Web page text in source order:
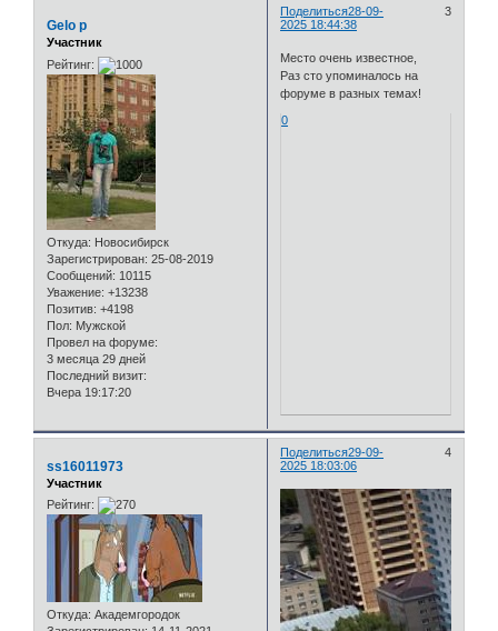
Поделиться 3
28-09-
2025 18:44:38
Gelo p
Участник
Рейтинг:
Откуда: Новосибирск
Зарегистрирован: 25-08-2019
Сообщений: 10115
Уважение: +13238
Позитив: +4198
Пол: Мужской
Провел на форуме:
3 месяца 29 дней
Последний визит:
Вчера 19:17:20
Место очень известное,
Раз сто упоминалось на
форуме в разных темах!
0
Поделиться 4
29-09-
2025 18:03:06
ss16011973
Участник
Рейтинг:
Откуда: Академгородок